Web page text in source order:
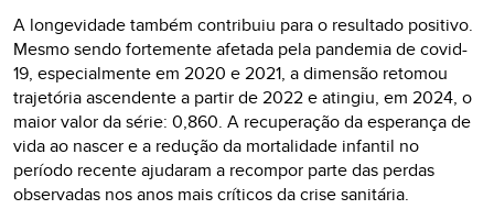
A longevidade também contribuiu para o resultado positivo.
Mesmo sendo fortemente afetada pela pandemia de covid-
19, especialmente em 2020 e 2021, a dimensão retomou
trajetória ascendente a partir de 2022 e atingiu, em 2024, o
maior valor da série: 0,860. A recuperação da esperança de
vida ao nascer e a redução da mortalidade infantil no
período recente ajudaram a recompor parte das perdas
observadas nos anos mais críticos da crise sanitária.